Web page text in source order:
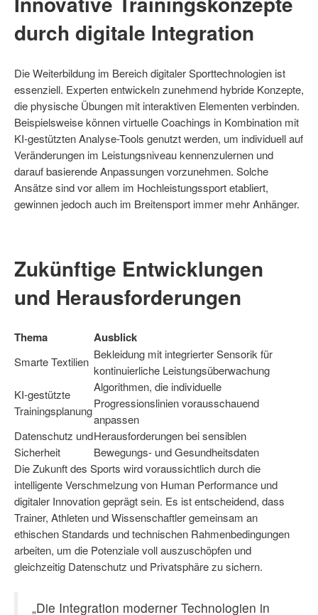
durch digitale Integration
Die Weiterbildung im Bereich digitaler Sporttechnologien ist
essenziell. Experten entwickeln zunehmend hybride Konzepte,
die physische Übungen mit interaktiven Elementen verbinden.
Beispielsweise können virtuelle Coachings in Kombination mit
KI-gestützten Analyse-Tools genutzt werden, um individuell auf
Veränderungen im Leistungsniveau kennenzulernen und
darauf basierende Anpassungen vorzunehmen. Solche
Ansätze sind vor allem im Hochleistungssport etabliert,
gewinnen jedoch auch im Breitensport immer mehr Anhänger.
Zukünftige Entwicklungen
und Herausforderungen
Thema Ausblick
Smarte Textilien
Bekleidung mit integrierter Sensorik für
kontinuierliche Leistungsüberwachung
KI-gestützte
Trainingsplanung
Algorithmen, die individuelle
Progressionslinien vorausschauend
anpassen
Datenschutz und
Sicherheit
Herausforderungen bei sensiblen
Bewegungs- und Gesundheitsdaten
Die Zukunft des Sports wird voraussichtlich durch die
intelligente Verschmelzung von Human Performance und
digitaler Innovation geprägt sein. Es ist entscheidend, dass
Trainer, Athleten und Wissenschaftler gemeinsam an
ethischen Standards und technischen Rahmenbedingungen
arbeiten, um die Potenziale voll auszuschöpfen und
gleichzeitig Datenschutz und Privatsphäre zu sichern.
„Die Integration moderner Technologien in